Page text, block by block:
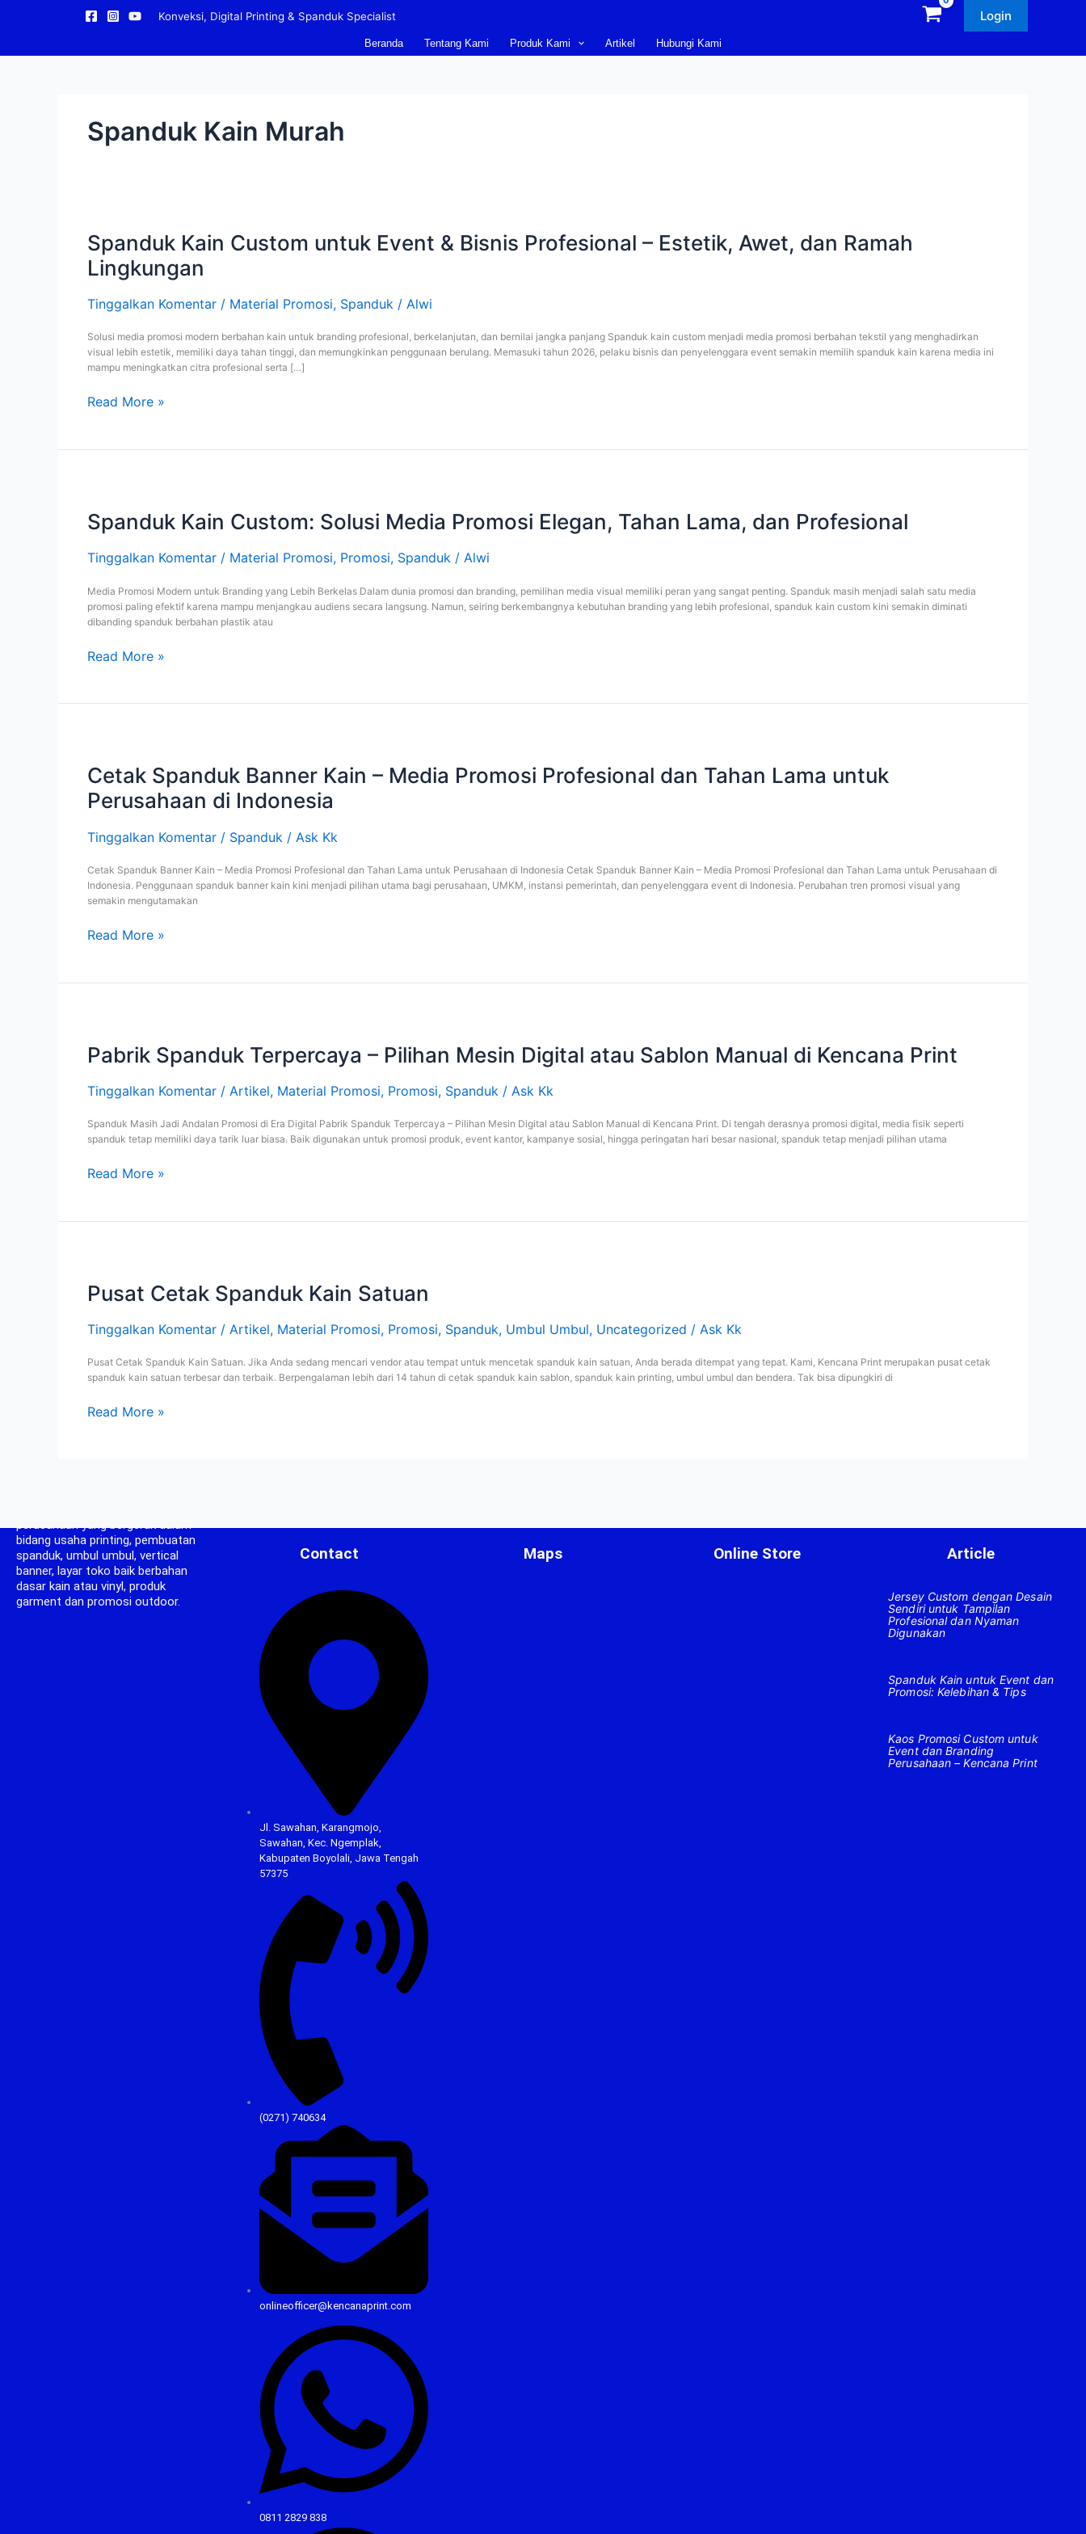
Konveksi, Digital Printing & Spanduk Specialist Login
Beranda Tentang Kami Produk Kami Artikel Hubungi Kami
Spanduk Kain Murah
Spanduk Kain Custom untuk Event & Bisnis Profesional – Estetik, Awet, dan Ramah
Lingkungan
Tinggalkan Komentar / Material Promosi, Spanduk / Alwi
Solusi media promosi modern berbahan kain untuk branding profesional, berkelanjutan, dan bernilai jangka panjang Spanduk kain custom menjadi media promosi berbahan tekstil yang menghadirkan
visual lebih estetik, memiliki daya tahan tinggi, dan memungkinkan penggunaan berulang. Memasuki tahun 2026, pelaku bisnis dan penyelenggara event semakin memilih spanduk kain karena media ini
mampu meningkatkan citra profesional serta […]
Custom
untuk
Event
Bisnis
Profesional
–
Estetik,
Awet,
dan
Lingkungan
Read More »
Spanduk Kain Custom: Solusi Media Promosi Elegan, Tahan Lama, dan Profesional
Tinggalkan Komentar / Material Promosi, Promosi, Spanduk / Alwi
Media Promosi Modern untuk Branding yang Lebih Berkelas Dalam dunia promosi dan branding, pemilihan media visual memiliki peran yang sangat penting. Spanduk masih menjadi salah satu media
promosi paling efektif karena mampu menjangkau audiens secara langsung. Namun, seiring berkembangnya kebutuhan branding yang lebih profesional, spanduk kain custom kini semakin diminati
dibanding spanduk berbahan plastik atau
Custom:
Solusi
Promosi
Tahan
Lama,
dan
Read More »
Cetak Spanduk Banner Kain – Media Promosi Profesional dan Tahan Lama untuk
Perusahaan di Indonesia
Tinggalkan Komentar / Spanduk / Ask Kk
Cetak Spanduk Banner Kain – Media Promosi Profesional dan Tahan Lama untuk Perusahaan di Indonesia Cetak Spanduk Banner Kain – Media Promosi Profesional dan Tahan Lama untuk Perusahaan di
Indonesia. Penggunaan spanduk banner kain kini menjadi pilihan utama bagi perusahaan, UMKM, instansi pemerintah, dan penyelenggara event di Indonesia. Perubahan tren promosi visual yang
semakin mengutamakan
Banner
Kain
–
Promosi
Profesional
dan
Tahan
Lama
untuk
di
Read More »
Pabrik Spanduk Terpercaya – Pilihan Mesin Digital atau Sablon Manual di Kencana Print
Tinggalkan Komentar / Artikel, Material Promosi, Promosi, Spanduk / Ask Kk
Spanduk Masih Jadi Andalan Promosi di Era Digital Pabrik Spanduk Terpercaya – Pilihan Mesin Digital atau Sablon Manual di Kencana Print. Di tengah derasnya promosi digital, media fisik seperti
spanduk tetap memiliki daya tarik luar biasa. Baik digunakan untuk promosi produk, event kantor, kampanye sosial, hingga peringatan hari besar nasional, spanduk tetap menjadi pilihan utama
Terpercaya
–
Mesin
atau
Sablon
di
Read More »
Pusat Cetak Spanduk Kain Satuan
Tinggalkan Komentar / Artikel, Material Promosi, Promosi, Spanduk, Umbul Umbul, Uncategorized / Ask Kk
Pusat Cetak Spanduk Kain Satuan. Jika Anda sedang mencari vendor atau tempat untuk mencetak spanduk kain satuan, Anda berada ditempat yang tepat. Kami, Kencana Print merupakan pusat cetak
spanduk kain satuan terbesar dan terbaik. Berpengalaman lebih dari 14 tahun di cetak spanduk kain sablon, spanduk kain printing, umbul umbul dan bendera. Tak bisa dipungkiri di
Spanduk
Kain
Read More »
perusahaan yang bergerak dalam
bidang usaha printing, pembuatan
spanduk, umbul umbul, vertical
banner, layar toko baik berbahan
dasar kain atau vinyl, produk
garment dan promosi outdoor.
Contact
Jl. Sawahan, Karangmojo,
Sawahan, Kec. Ngemplak,
Kabupaten Boyolali, Jawa Tengah
57375
(0271) 740634
onlineofficer@kencanaprint.com
0811 2829 838
Maps Online Store Article
Jersey Custom dengan Desain
Sendiri untuk Tampilan
Profesional dan Nyaman
Digunakan
Spanduk Kain untuk Event dan
Promosi: Kelebihan & Tips
Kaos Promosi Custom untuk
Event dan Branding
Perusahaan – Kencana Print